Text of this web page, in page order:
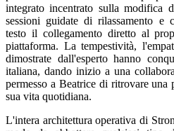
integrato incentrato sulla modifica
sessioni guidate di rilassamento e
testo il collegamento diretto al
piattaforma. La tempestività,
dimostrate dall'esperto hanno
italiana, dando inizio a una
permesso a Beatrice di ritrovare una
sua vita quotidiana.
L'intera architettura operativa di